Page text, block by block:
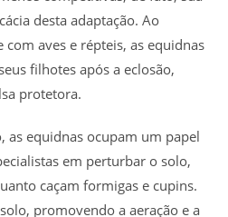
desta adaptação. Ao
aves e répteis, as equidnas
filhotes após a eclosão,
protetora.
equidnas ocupam um papel
em perturbar o solo,
caçam formigas e cupins.
promovendo a aeração e a